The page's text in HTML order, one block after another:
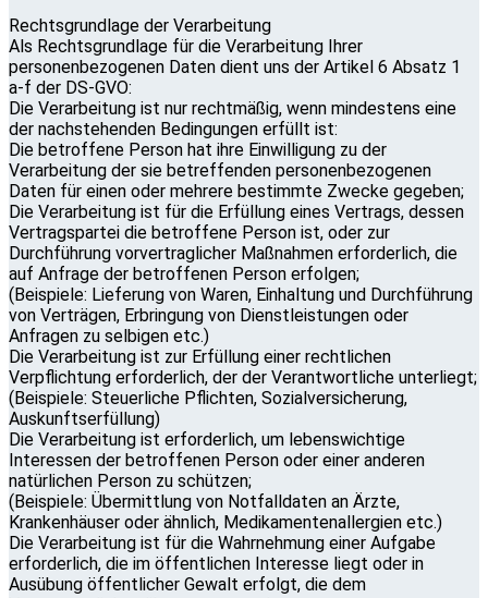
Rechtsgrundlage der Verarbeitung
Als Rechtsgrundlage für die Verarbeitung Ihrer
personenbezogenen Daten dient uns der Artikel 6 Absatz 1
a-f der DS-GVO:
Die Verarbeitung ist nur rechtmäßig, wenn mindestens eine
der nachstehenden Bedingungen erfüllt ist:
Die betroffene Person hat ihre Einwilligung zu der
Verarbeitung der sie betreffenden personenbezogenen
Daten für einen oder mehrere bestimmte Zwecke gegeben;
Die Verarbeitung ist für die Erfüllung eines Vertrags, dessen
Vertragspartei die betroffene Person ist, oder zur
Durchführung vorvertraglicher Maßnahmen erforderlich, die
auf Anfrage der betroffenen Person erfolgen;
(Beispiele: Lieferung von Waren, Einhaltung und Durchführung
von Verträgen, Erbringung von Dienstleistungen oder
Anfragen zu selbigen etc.)
Die Verarbeitung ist zur Erfüllung einer rechtlichen
Verpflichtung erforderlich, der der Verantwortliche unterliegt;
(Beispiele: Steuerliche Pflichten, Sozialversicherung,
Auskunftserfüllung)
Die Verarbeitung ist erforderlich, um lebenswichtige
Interessen der betroffenen Person oder einer anderen
natürlichen Person zu schützen;
(Beispiele: Übermittlung von Notfalldaten an Ärzte,
Krankenhäuser oder ähnlich, Medikamentenallergien etc.)
Die Verarbeitung ist für die Wahrnehmung einer Aufgabe
erforderlich, die im öffentlichen Interesse liegt oder in
Ausübung öffentlicher Gewalt erfolgt, die dem